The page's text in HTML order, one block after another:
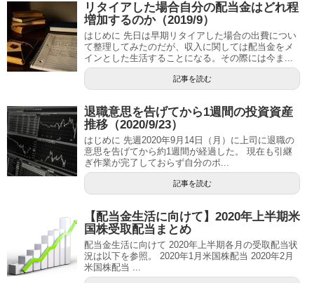
リタイアした場合自分の配当金はどれ程
増加するのか（2019/9）
はじめに 先日は早期リタイアした場合の出費につい
て整理してみたのだが、収入に関しては配当金をメ
インとした生活することになる。その際には今ま...
記事を読む
退職意思を告げてから1週間の投資資産
推移（2020/9/23）
はじめに 先週2020年9月14日（月）に上司に退職の
意思を告げてから約1週間が経過した。 現在も引継
ぎ作業が完了しておらず自分のポ...
記事を読む
【配当金生活に向けて】2020年上半期米
国株受取配当まとめ
配当金生活に向けて 2020年上半期各月の受取配当状
況は以下を参照。 2020年1月米国株配当 2020年2月
米国株配当 ...